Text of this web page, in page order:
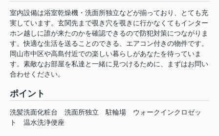
室内設備は浴室乾燥機・洗面所独立などが揃っており、とても充
実しています。玄関先まで覗き穴を覗きに行かなくてもインター
ホン越しに誰が来たのかを確認できるので防犯対策につながりま
す。快適な生活を送ることのできる、エアコン付きの物件です。
岡山市中区や高島付近での楽しい暮らしがあなたを待っていま
す。素敵なお部屋を私達と一緒に見つけるために、まずはお問い
合わせください。
ポイント
洗髪洗面化粧台 洗面所独立 駐輪場
ウォークインクロゼッ
ト
温水洗浄便座